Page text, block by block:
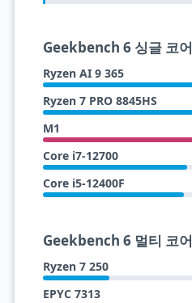
Geekbench 6 싱글 코어
Ryzen AI 9 365
Ryzen 7 PRO 8845HS
M1
Core i7-12700
Core i5-12400F
Geekbench 6 멀티 코어
Ryzen 7 250
EPYC 7313